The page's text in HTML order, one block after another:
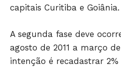
HOME
capitais Curitiba e Goiânia.
A segunda fase deve
agosto de 2011 a março
intenção é recadastrar